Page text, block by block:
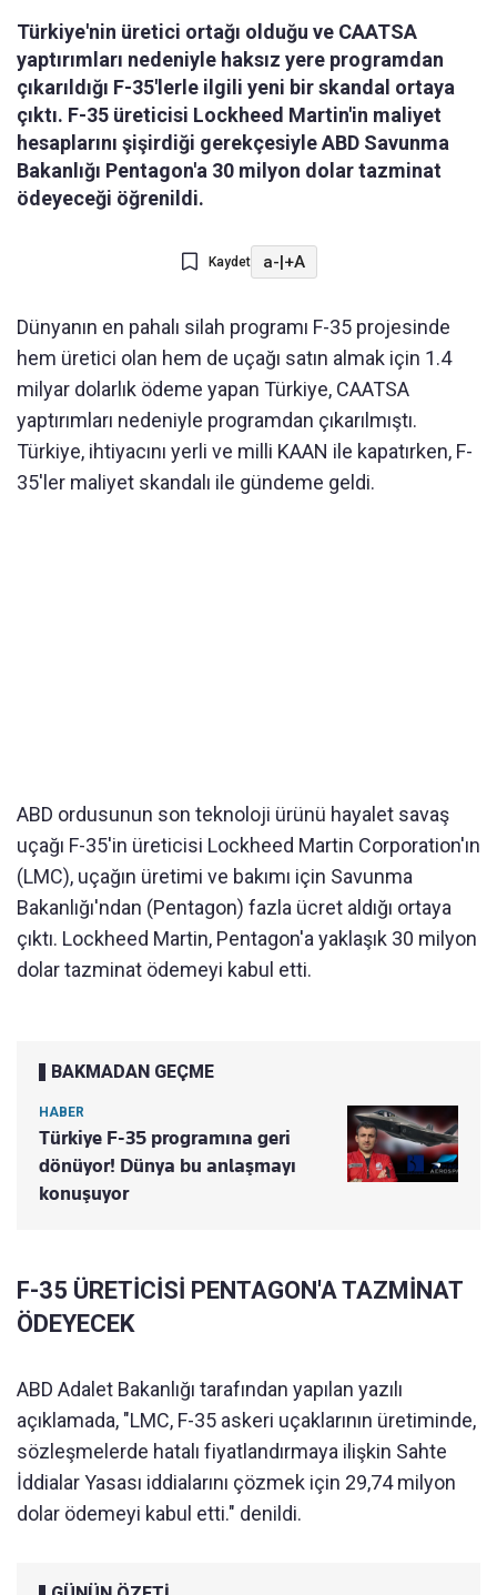
Türkiye'nin üretici ortağı olduğu ve CAATSA
yaptırımları nedeniyle haksız yere programdan
çıkarıldığı F-35'lerle ilgili yeni bir skandal ortaya
çıktı. F-35 üreticisi Lockheed Martin'in maliyet
hesaplarını şişirdiği gerekçesiyle ABD Savunma
Bakanlığı Pentagon'a 30 milyon dolar tazminat
ödeyeceği öğrenildi.
Kaydet a-|+A
Dünyanın en pahalı silah programı F-35 projesinde
hem üretici olan hem de uçağı satın almak için 1.4
milyar dolarlık ödeme yapan Türkiye, CAATSA
yaptırımları nedeniyle programdan çıkarılmıştı.
Türkiye, ihtiyacını yerli ve milli KAAN ile kapatırken, F-
35'ler maliyet skandalı ile gündeme geldi.
ABD ordusunun son teknoloji ürünü hayalet savaş
uçağı F-35'in üreticisi Lockheed Martin Corporation'ın
(LMC), uçağın üretimi ve bakımı için Savunma
Bakanlığı'ndan (Pentagon) fazla ücret aldığı ortaya
çıktı. Lockheed Martin, Pentagon'a yaklaşık 30 milyon
dolar tazminat ödemeyi kabul etti.
BAKMADAN GEÇME
HABER
Türkiye F-35 programına geri
dönüyor! Dünya bu anlaşmayı
konuşuyor
F-35 ÜRETİCİSİ PENTAGON'A TAZMİNAT
ÖDEYECEK
ABD Adalet Bakanlığı tarafından yapılan yazılı
açıklamada, "LMC, F-35 askeri uçaklarının üretiminde,
sözleşmelerde hatalı fiyatlandırmaya ilişkin Sahte
İddialar Yasası iddialarını çözmek için 29,74 milyon
dolar ödemeyi kabul etti." denildi.